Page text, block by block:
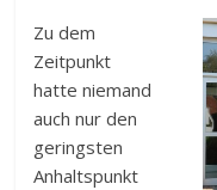
Zu dem
Zeitpunkt
hatte niemand
auch nur den
geringsten
Anhaltspunkt